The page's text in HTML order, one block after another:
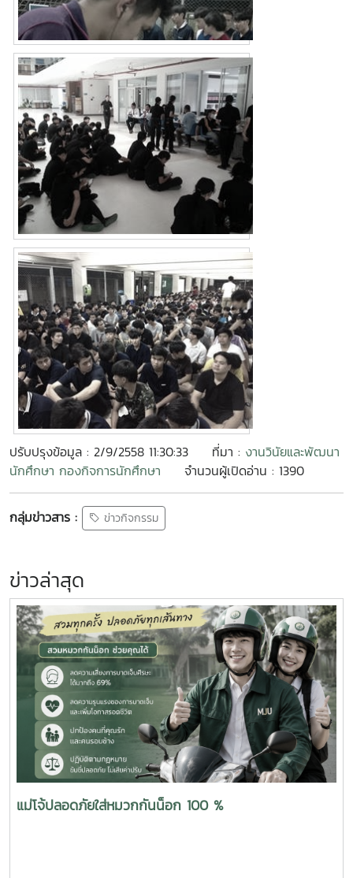
ปรับปรุงข้อมูล : 2/9/2558 11:30:33 ที่มา : งานวินัยและพัฒนา
นักศึกษา กองกิจการนักศึกษา
จำนวนผู้เปิดอ่าน : 1390
กลุ่มข่าวสาร : ข่าวกิจกรรม
ข่าวล่าสุด
แม่โจ้ปลอดภัยใส่หมวกกันน็อก 100 %